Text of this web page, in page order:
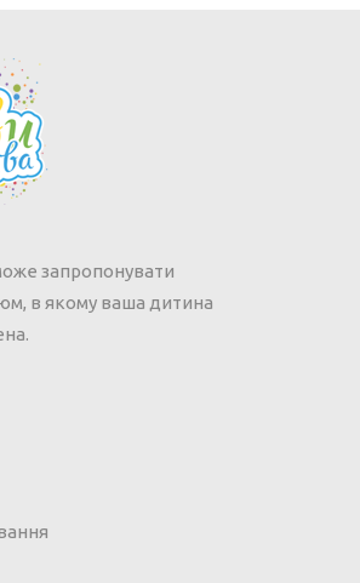
запропонувати
в якому ваша дитина